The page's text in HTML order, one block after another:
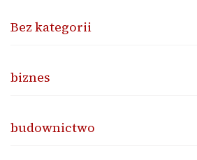
Bez kategorii
biznes
budownictwo